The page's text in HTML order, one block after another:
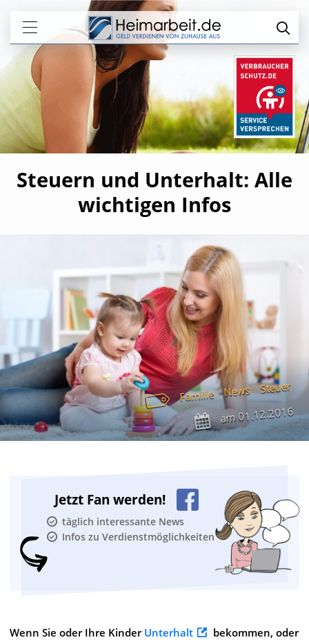
Steuern und Unterhalt: Alle
wichtigen Infos
Familie News Steuer
am01.12.2016
Jetzt Fan werden!
täglich interessante News
Infos zu Verdienstmöglichkeiten
Wenn Sie oder Ihre Kinder Unterhalt
bekommen, oder